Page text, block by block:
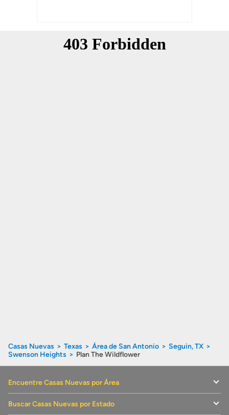
Casas Nuevas Texas Área de San Antonio
Seguin, TX
Swenson Heights
Plan The Wildflower
Encuentre Casas Nuevas por Área
Buscar Casas Nuevas por Estado